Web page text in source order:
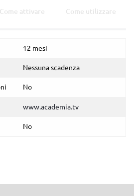
Come attivare Come utilizzare
12 mesi
Nessuna scadenza
No
www.academia.tv
No